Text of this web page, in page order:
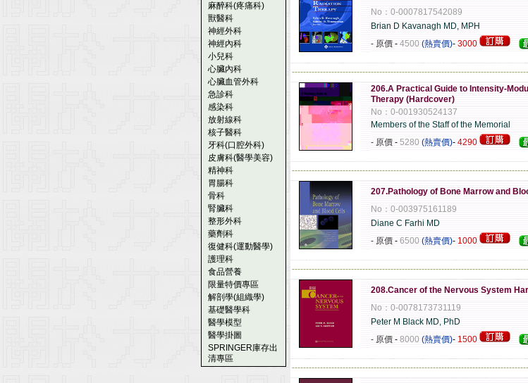
麻醉科(疼痛科)
獸醫科
神經外科
神經內科
小兒科
心臟內科
心臟血管外科
急診科
感染科
放射線科
核子醫科
牙科(口腔外科)
皮膚科(醫學美容)
精神科
胃腸科
骨科
腎臟科
整形外科
藥劑科
復健科(運動醫學)
護理科
食品營養
限量特價專區
解剖學(組織學)
基礎醫學科
醫學模型
醫學掛圖
SPRINGER庫存出
清專區
No：0-0007817542089
Brian D Kavanagh MD, MPH
- 原價 - 4500 (熱賣價)- 3000
206.A Practical Guide to Intensity-
Therapy (Hardcover)
No：0-001930524137
Members of the Staff of the Memorial
- 原價 - 5280 (熱賣價)- 4290
207.Pathology of Bone Marrow and
No：0-003975161189
Diane C Farhi MD
- 原價 - 6500 (熱賣價)- 1000
208.Cancer of the Nervous System
No：0-0078173731119
Peter M Black MD, PhD
- 原價 - 8000 (熱賣價)- 1500